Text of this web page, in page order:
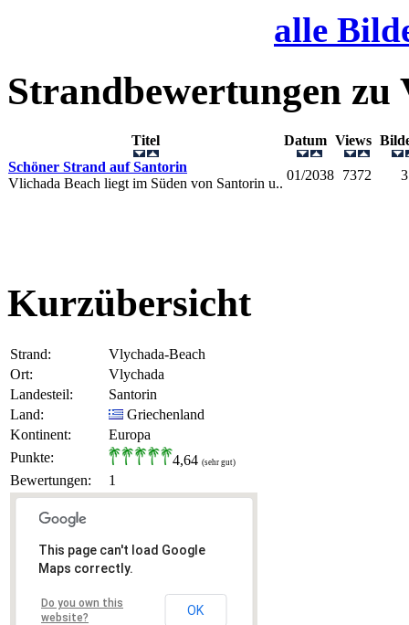
alle
Strandbewertungen zu
Titel Datum Views
Schöner Strand auf Santorin
Vlichada Beach liegt im Süden von Santorin u..
01/2038 7372 3
Kurzübersicht
Strand:
Vlychada-Beach
Ort:
Vlychada
Landesteil:
Santorin
Land:
Griechenland
Kontinent:
Europa
Punkte:
4,64 (sehr gut)
Bewertungen: 1
This page can't load Google
Maps correctly.
Do you own this
website?
OK